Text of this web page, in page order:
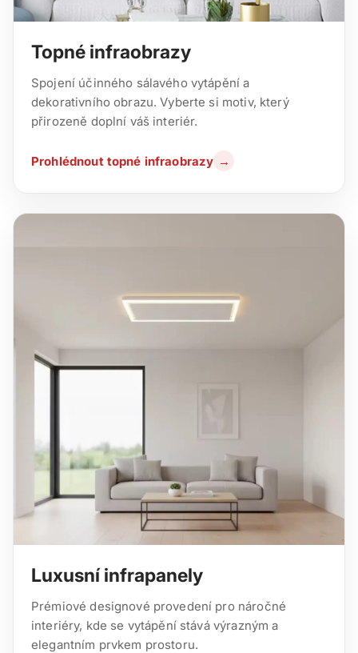
Topné infraobrazy
Spojení účinného sálavého vytápění a
dekorativního obrazu. Vyberte si motiv, který
přirozeně doplní váš interiér.
Prohlédnout topné infraobrazy →
Luxusní infrapanely
Prémiové designové provedení pro náročné
interiéry, kde se vytápění stává výrazným a
elegantním prvkem prostoru.